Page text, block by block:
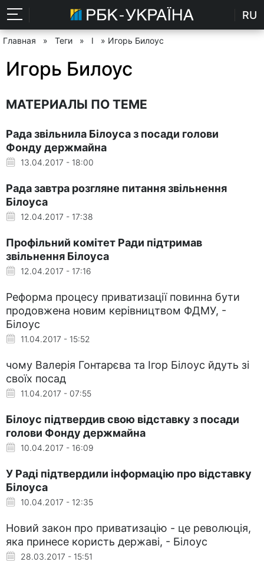
RU
Главная » Теги » І » Игорь Билоус
Игорь Билоус
МАТЕРИАЛЫ ПО ТЕМЕ
Рада звільнила Білоуса з посади голови
Фонду держмайна
13.04.2017 - 18:00
Рада завтра розгляне питання звільнення
Білоуса
12.04.2017 - 17:38
Профільний комітет Ради підтримав
звільнення Білоуса
12.04.2017 - 17:16
Реформа процесу приватизації повинна бути
продовжена новим керівництвом ФДМУ, -
Білоус
11.04.2017 - 15:52
чому Валерія Гонтарєва та Ігор Білоус йдуть зі
своїх посад
11.04.2017 - 07:55
Білоус підтвердив свою відставку з посади
голови Фонду держмайна
10.04.2017 - 16:09
У Раді підтвердили інформацію про відставку
Білоуса
10.04.2017 - 12:35
Новий закон про приватизацію - це революція,
яка принесе користь державі, - Білоус
28.03.2017 - 15:51